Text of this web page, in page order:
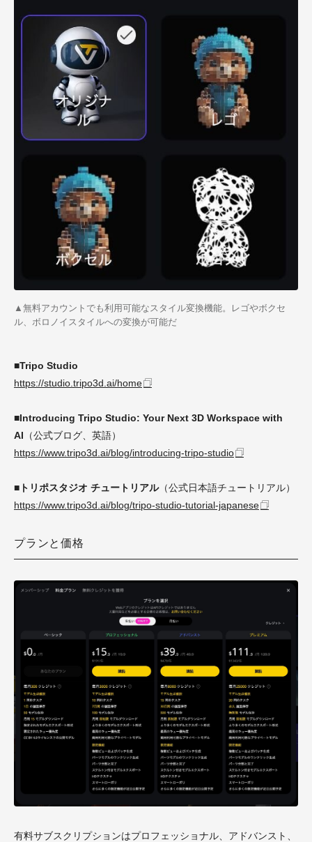
▲無料アカウントでも利用可能なスタイル変換機能。レゴやボクセ
ル、ボロノイスタイルへの変換が可能だ
■Tripo Studio
https://studio.tripo3d.ai/home
■Introducing Tripo Studio: Your Next 3D Workspace with
AI （公式ブログ、英語）
https://www.tripo3d.ai/blog/introducing-tripo-studio
■トリポスタジオ チュートリアル（公式日本語チュートリアル）
https://www.tripo3d.ai/blog/tripo-studio-tutorial-japanese
プランと価格
有料サブスクリプションはプロフェッショナル、アドバンスト、